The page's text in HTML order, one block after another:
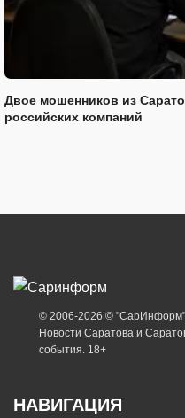
Двое мошенников из
российских компаний
© 2006-2026 ©
Новости Саратова и
события. 18+
НАВИГАЦИЯ